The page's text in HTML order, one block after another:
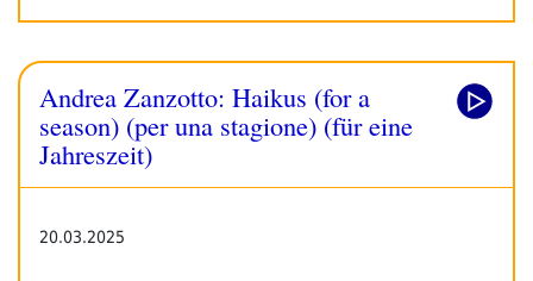
Andrea Zanzotto: Haikus (for a
season) (per una stagione) (für eine
Jahreszeit)
20.03.2025